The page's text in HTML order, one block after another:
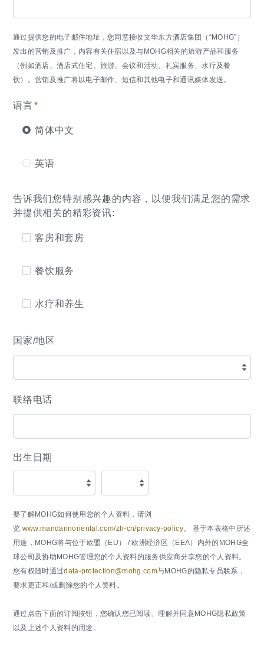
通过提供您的电子邮件地址，您同意接收文华东方酒店集团（“MOHG”）
发出的营销及推广，内容有关住宿以及与MOHG相关的旅游产品和服务
（例如酒店、酒店式住宅、旅游、会议和活动、礼宾服务、水疗及餐
饮）。营销及推广将以电子邮件、短信和其他电子和通讯媒体发送。
语言*
简体中文
英语
告诉我们您特别感兴趣的内容，以便我们满足您的需求
并提供相关的精彩资讯:
客房和套房
餐饮服务
水疗和养生
国家/地区
联络电话
出生日期
要了解MOHG如何使用您的个人资料，请浏
览 www.mandarinoriental.com/zh-cn/privacy-policy。 基于本表格中所述
用途，MOHG将与位于欧盟（EU） / 欧洲经济区（EEA）内外的MOHG全
球公司及协助MOHG管理您的个人资料的服务供应商分享您的个人资料。
您有权随时通过data-protection@mohg.com与MOHG的隐私专员联系，
要求更正和/或删除您的个人资料。
通过点击下面的订阅按钮，您确认您已阅读、理解并同意MOHG隐私政策
以及上述个人资料的用途。